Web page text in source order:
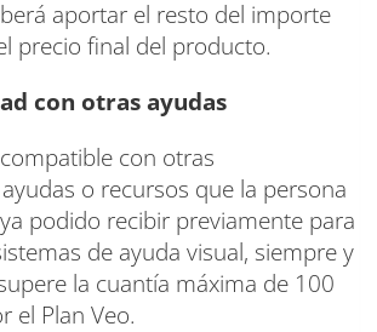
aportar el resto del importe
precio final del producto.
con otras ayudas
con otras
o recursos que la persona
podido recibir previamente para
de ayuda visual, siempre y
la cuantía máxima de 100
el Plan Veo.